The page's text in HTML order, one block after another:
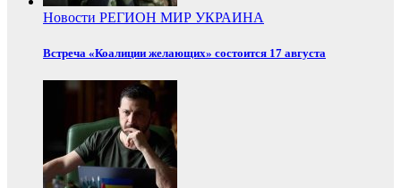
Новости РЕГИОН МИР УКРАИНА
Встреча «Коалиции желающих» состоится 17 августа